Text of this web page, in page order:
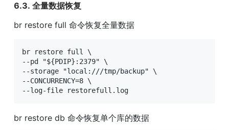
6.3. 全量数据恢复
br restore full 命令恢复全量数据
br restore full \
--pd "${PDIP}:2379" \
--storage "local:///tmp/backup" \
--CONCURRENCY=8 \
--log-file restorefull.log
br restore db 命令恢复单个库的数据